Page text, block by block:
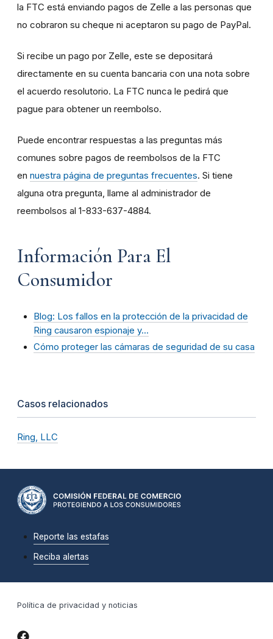
la FTC está enviando pagos de Zelle a las personas que
no cobraron su cheque ni aceptaron su pago de PayPal.
Si recibe un pago por Zelle, este se depositará
directamente en su cuenta bancaria con una nota sobre
el acuerdo resolutorio. La FTC nunca le pedirá que
pague para obtener un reembolso.
Puede encontrar respuestas a las preguntas más
comunes sobre pagos de reembolsos de la FTC
en nuestra página de preguntas frecuentes. Si tiene
alguna otra pregunta, llame al administrador de
reembolsos al 1-833-637-4884.
Información Para El
Consumidor
Blog: Los fallos en la protección de la privacidad de
Ring causaron espionaje y…
Cómo proteger las cámaras de seguridad de su casa
Casos relacionados
Ring, LLC
Reporte las estafas
Reciba alertas
Política de privacidad y noticias